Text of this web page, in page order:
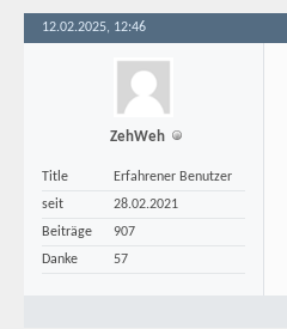
12.02.2025, 12:46
ZehWeh
Title
Erfahrener Benutzer
seit
28.02.2021
Beiträge
907
Danke
57